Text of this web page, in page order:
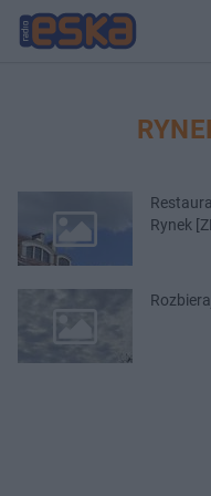
Rynek